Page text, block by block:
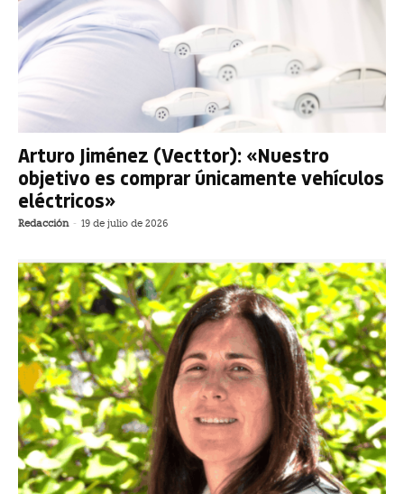
Arturo Jiménez (Vecttor): «Nuestro
objetivo es comprar únicamente vehículos
eléctricos»
Redacción - 19 de julio de 2026